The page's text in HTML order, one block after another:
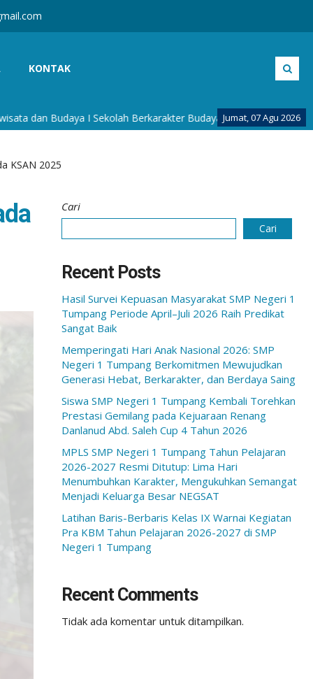
KONTAK
Jumat, 07 Agu 2026
I Sekolah Berkarakter Budaya I Sekolah Adiwiyata I Sekolah
KSAN 2025
Cari
Cari
Recent Posts
Hasil Survei Kepuasan Masyarakat SMP Negeri 1
Tumpang Periode April–Juli 2026 Raih Predikat
Sangat Baik
Memperingati Hari Anak Nasional 2026: SMP
Negeri 1 Tumpang Berkomitmen Mewujudkan
Generasi Hebat, Berkarakter, dan Berdaya Saing
Siswa SMP Negeri 1 Tumpang Kembali Torehkan
Prestasi Gemilang pada Kejuaraan Renang
Danlanud Abd. Saleh Cup 4 Tahun 2026
MPLS SMP Negeri 1 Tumpang Tahun Pelajaran
2026-2027 Resmi Ditutup: Lima Hari
Menumbuhkan Karakter, Mengukuhkan Semangat
Menjadi Keluarga Besar NEGSAT
Latihan Baris-Berbaris Kelas IX Warnai Kegiatan
Pra KBM Tahun Pelajaran 2026-2027 di SMP
Negeri 1 Tumpang
Recent Comments
Tidak ada komentar untuk ditampilkan.